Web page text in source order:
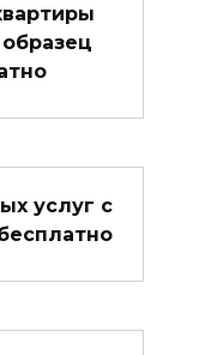
услуг с